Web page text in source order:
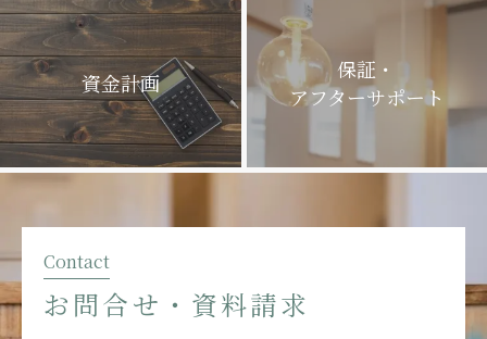
資金計画
保証・
アフターサポート
Contact
お問合せ・資料請求